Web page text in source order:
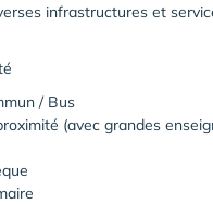
infrastructures et
/ Bus
(avec grandes